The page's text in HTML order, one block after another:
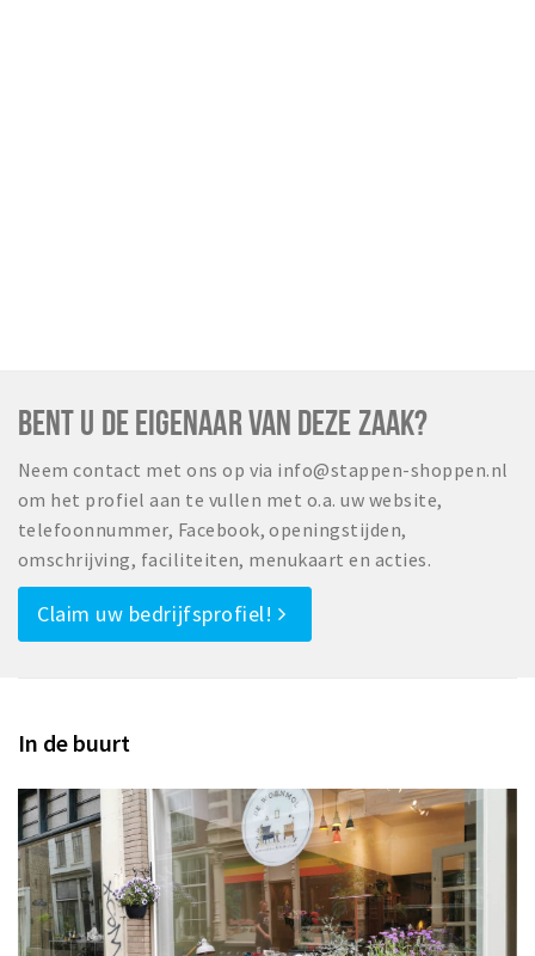
BENT U DE EIGENAAR VAN DEZE ZAAK?
Neem contact met ons op via info@stappen-shoppen.nl
om het profiel aan te vullen met o.a. uw website,
telefoonnummer, Facebook, openingstijden,
omschrijving, faciliteiten, menukaart en acties.
Claim uw bedrijfsprofiel!
In de buurt